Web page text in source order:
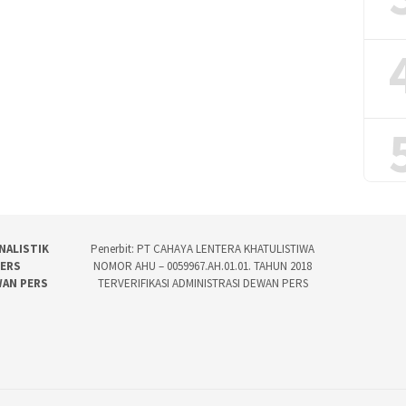
PERS
Penerbit: PT CAHAYA LENTERA KHATULISTIWA
NOMOR AHU – 0059967.AH.01.01. TAHUN 2018
TERVERIFIKASI ADMINISTRASI DEWAN PERS